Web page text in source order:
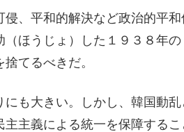
、平和的解決など政治的平
ほうじょ）した１９３８年
てるべきだ。
も大きい。しかし、韓国動
主義による統一を保障するこ